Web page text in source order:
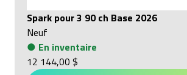
Spark pour 3 90 ch Base 2026
Neuf
● En inventaire
12 144,00 $